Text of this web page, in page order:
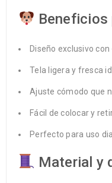
Beneficios
Diseño exclusivo con
Tela ligera y fresca
Ajuste cómodo que
Fácil de colocar y
Perfecto para uso
Material y